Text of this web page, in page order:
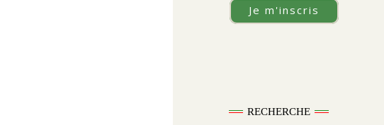
Je m'inscris
RECHERCHE